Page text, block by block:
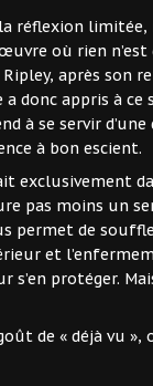
réflexion
où rien
après son
donc appris à ce
à se servir
à bon escient.
exclusivement
pas moins un
permet de
et
s’en protéger.
de « déjà vu